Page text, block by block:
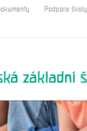
Podpora školy